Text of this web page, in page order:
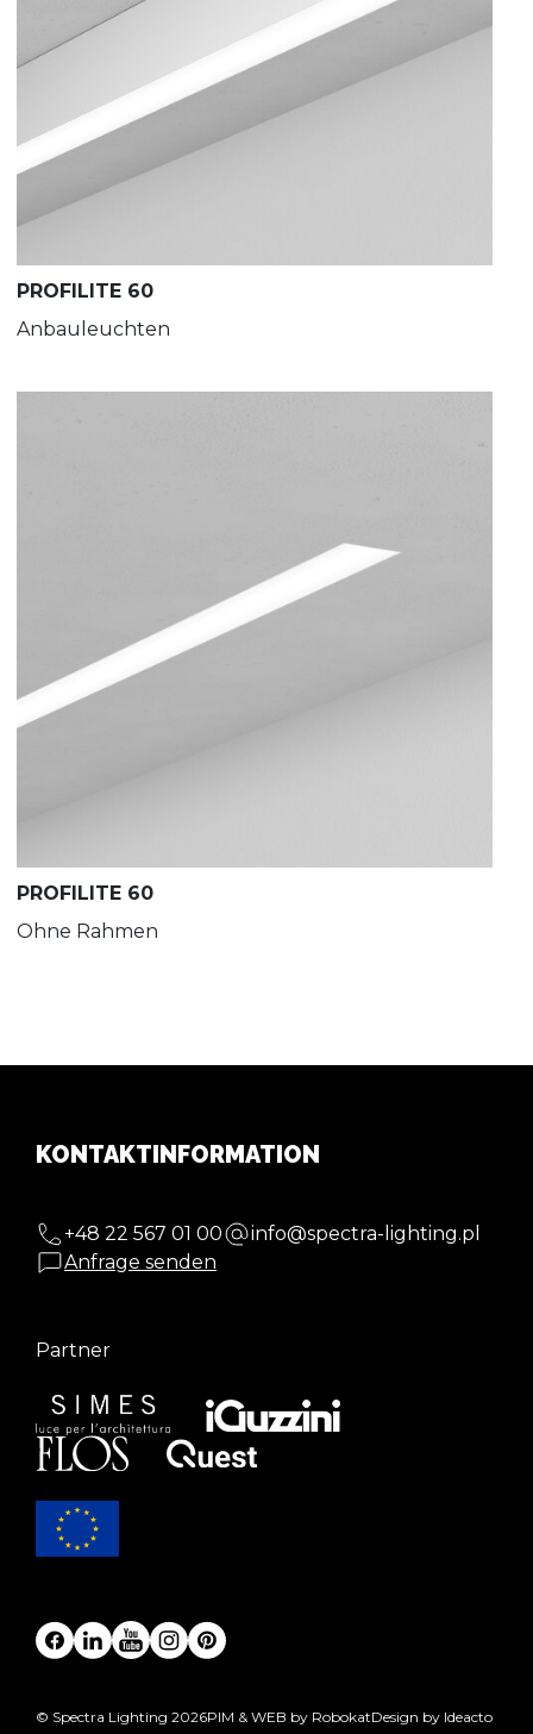
PROFILITE 60
Anbauleuchten
PROFILITE 60
Ohne Rahmen
KONTAKTINFORMATION
+48 22 567 01 00
info@spectra-lighting.pl
Anfrage senden
Partner
© Spectra Lighting 2026PIM & WEB by RobokatDesign by Ideacto